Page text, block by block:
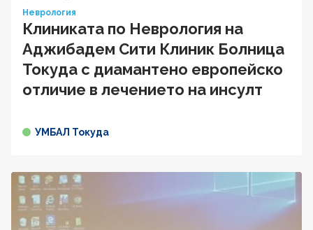
Неврология
Клиниката по Неврология на
Аджибадем Сити Клиник Болница
Токуда с диамантено европейско
отличие в лечението на инсулт
УМБАЛ Токуда